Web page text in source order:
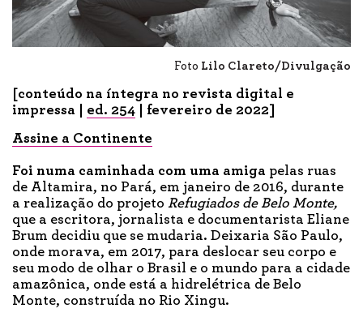
Foto Lilo Clareto/Divulgação
[conteúdo na íntegra no revista digital e
impressa | ed. 254 | fevereiro de 2022]
Assine a Continente
Foi numa caminhada com uma amiga pelas ruas
de Altamira, no Pará, em janeiro de 2016, durante
a realização do projeto Refugiados de Belo Monte,
que a escritora, jornalista e documentarista Eliane
Brum decidiu que se mudaria. Deixaria São Paulo,
onde morava, em 2017, para deslocar seu corpo e
seu modo de olhar o Brasil e o mundo para a cidade
amazônica, onde está a hidrelétrica de Belo
Monte, construída no Rio Xingu.